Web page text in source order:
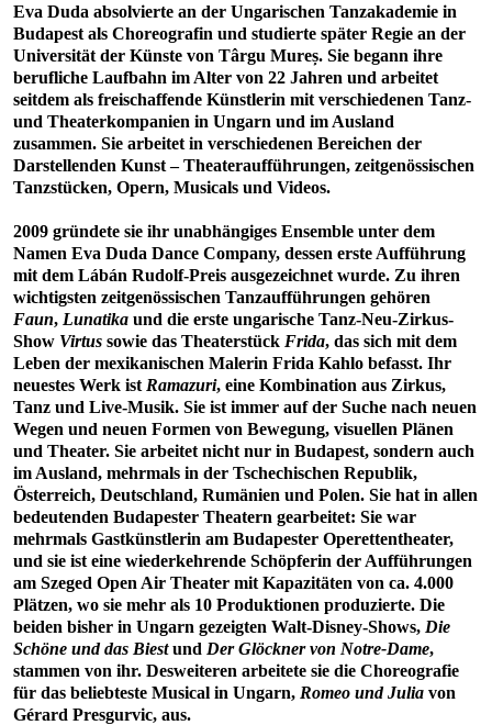
Eva Duda absolvierte an der Ungarischen Tanzakademie in
Budapest als Choreografin und studierte später Regie an der
Universität der Künste von Târgu Mureș. Sie begann ihre
berufliche Laufbahn im Alter von 22 Jahren und arbeitet
seitdem als freischaffende Künstlerin mit verschiedenen Tanz-
und Theaterkompanien in Ungarn und im Ausland
zusammen. Sie arbeitet in verschiedenen Bereichen der
Darstellenden Kunst – Theateraufführungen, zeitgenössischen
Tanzstücken, Opern, Musicals und Videos.
2009 gründete sie ihr unabhängiges Ensemble unter dem
Namen Eva Duda Dance Company, dessen erste Aufführung
mit dem Lábán Rudolf-Preis ausgezeichnet wurde. Zu ihren
wichtigsten zeitgenössischen Tanzaufführungen gehören
Faun, Lunatika und die erste ungarische Tanz-Neu-Zirkus-
Show Virtus sowie das Theaterstück Frida, das sich mit dem
Leben der mexikanischen Malerin Frida Kahlo befasst. Ihr
neuestes Werk ist Ramazuri, eine Kombination aus Zirkus,
Tanz und Live-Musik. Sie ist immer auf der Suche nach neuen
Wegen und neuen Formen von Bewegung, visuellen Plänen
und Theater. Sie arbeitet nicht nur in Budapest, sondern auch
im Ausland, mehrmals in der Tschechischen Republik,
Österreich, Deutschland, Rumänien und Polen. Sie hat in allen
bedeutenden Budapester Theatern gearbeitet: Sie war
mehrmals Gastkünstlerin am Budapester Operettentheater,
und sie ist eine wiederkehrende Schöpferin der Aufführungen
am Szeged Open Air Theater mit Kapazitäten von ca. 4.000
Plätzen, wo sie mehr als 10 Produktionen produzierte. Die
beiden bisher in Ungarn gezeigten Walt-Disney-Shows, Die
Schöne und das Biestund Der Glöckner von Notre-Dame,
stammen von ihr. Desweiteren arbeitete sie die Choreografie
für das beliebteste Musical in Ungarn, Romeo und Julia von
Gérard Presgurvic, aus.